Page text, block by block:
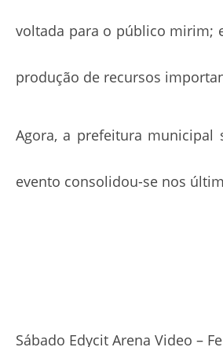
voltada para o público mirim;
produção de recursos
Agora, a prefeitura municipal
evento consolidou-se nos
Sábado Edycit Arena Video –